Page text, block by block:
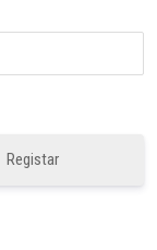
Registar